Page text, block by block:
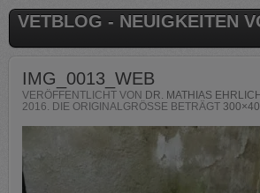
VETBLOG - NEUIGKEITEN
IMG_0013_WEB
VERÖFFENTLICHT VON DR. MATHIAS EHRLICH
2016. DIE ORIGINALGRÖSSE BETRÄGT